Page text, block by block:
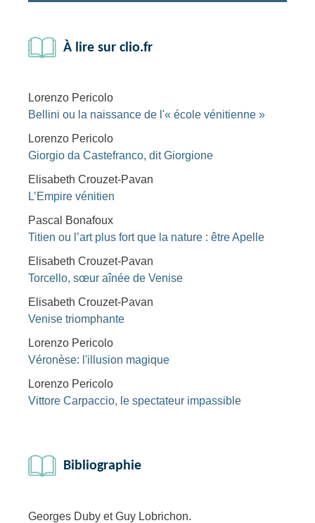
À lire sur clio.fr
Lorenzo Pericolo
Bellini ou la naissance de l'« école vénitienne »
Lorenzo Pericolo
Giorgio da Castefranco, dit Giorgione
Elisabeth Crouzet-Pavan
L’Empire vénitien
Pascal Bonafoux
Titien ou l’art plus fort que la nature : être Apelle
Elisabeth Crouzet-Pavan
Torcello, sœur aînée de Venise
Elisabeth Crouzet-Pavan
Venise triomphante
Lorenzo Pericolo
Véronèse: l'illusion magique
Lorenzo Pericolo
Vittore Carpaccio, le spectateur impassible
Bibliographie
Georges Duby et Guy Lobrichon.